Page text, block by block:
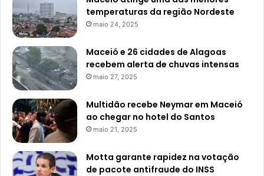
temperaturas da região Nordeste
maio 24, 2025
Maceió e 26 cidades de Alagoas
recebem alerta de chuvas intensas
maio 27, 2025
Multidão recebe Neymar em Maceió
ao chegar no hotel do Santos
maio 21, 2025
Motta garante rapidez na votação
de pacote antifraude do INSS